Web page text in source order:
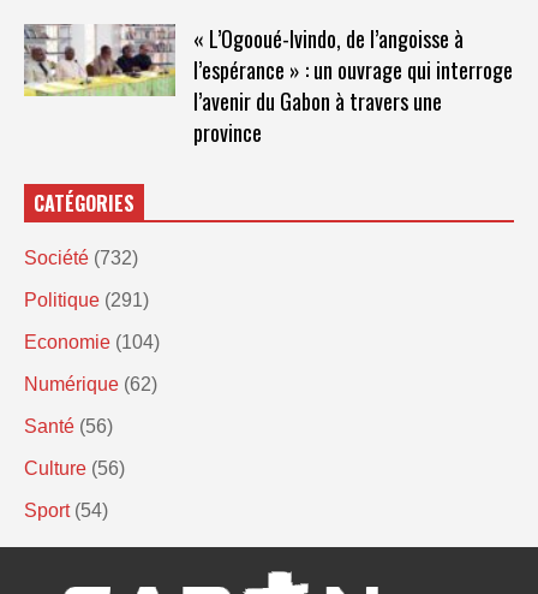
« L’Ogooué-Ivindo, de l’angoisse à
l’espérance » : un ouvrage qui interroge
l’avenir du Gabon à travers une
province
CATÉGORIES
Société (732)
Politique (291)
Economie (104)
Numérique (62)
Santé (56)
Culture (56)
Sport (54)